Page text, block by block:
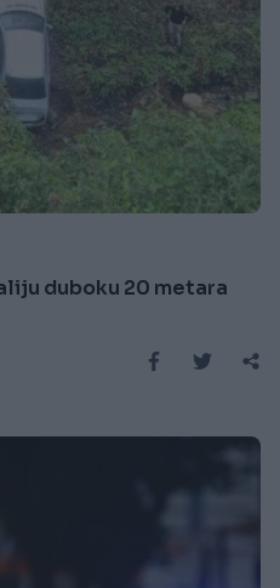
duboku 20 metara